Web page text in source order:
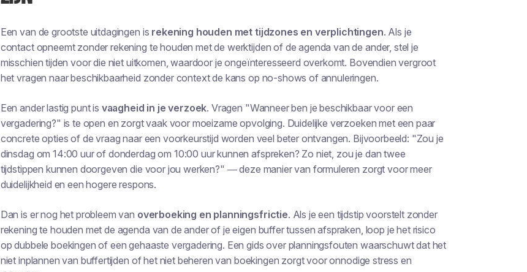
Een van de grootste uitdagingen is rekening houden met tijdzones en verplichtingen. Als je
contact opneemt zonder rekening te houden met de werktijden of de agenda van de ander, stel je
misschien tijden voor die niet uitkomen, waardoor je ongeïnteresseerd overkomt. Bovendien vergroot
het vragen naar beschikbaarheid zonder context de kans op no-shows of annuleringen.
Een ander lastig punt is vaagheid in je verzoek. Vragen "Wanneer ben je beschikbaar voor een
vergadering?" is te open en zorgt vaak voor moeizame opvolging. Duidelijke verzoeken met een paar
concrete opties of de vraag naar een voorkeurstijd worden veel beter ontvangen. Bijvoorbeeld: "Zou je
dinsdag om 14:00 uur of donderdag om 10:00 uur kunnen afspreken? Zo niet, zou je dan twee
tijdstippen kunnen doorgeven die voor jou werken?" — deze manier van formuleren zorgt voor meer
duidelijkheid en een hogere respons.
Dan is er nog het probleem van overboeking en planningsfrictie. Als je een tijdstip voorstelt zonder
rekening te houden met de agenda van de ander of je eigen buffer tussen afspraken, loop je het risico
op dubbele boekingen of een gehaaste vergadering. Een gids over planningsfouten waarschuwt dat het
niet inplannen van buffertijden of het niet beheren van boekingen zorgt voor onnodige stress en